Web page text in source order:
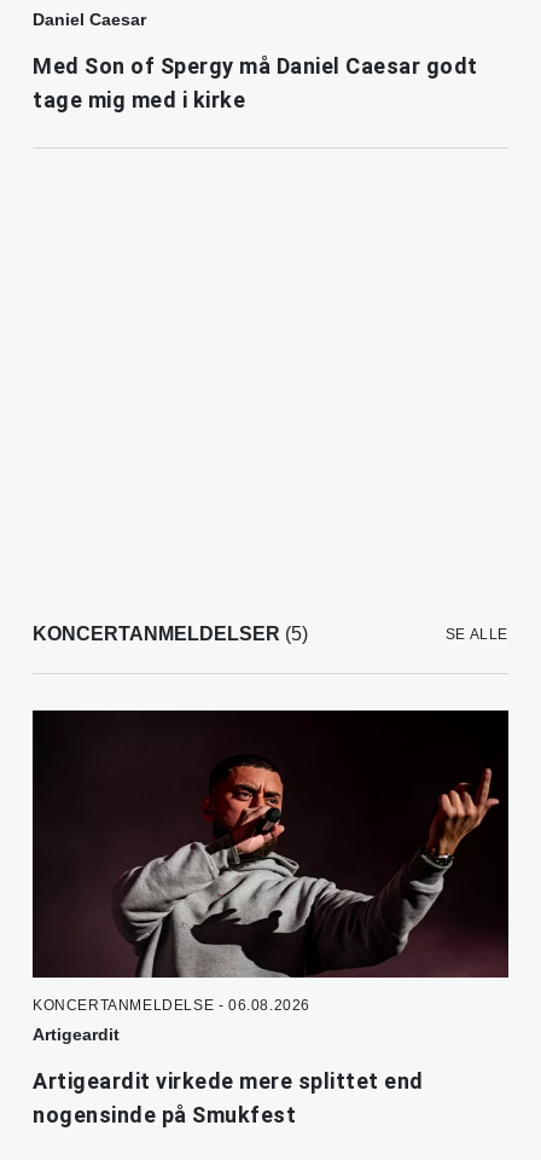
Daniel Caesar
Med Son of Spergy må Daniel Caesar godt
tage mig med i kirke
KONCERTANMELDELSER (5) SE ALLE
KONCERTANMELDELSE - 06.08.2026
Artigeardit
Artigeardit virkede mere splittet end
nogensinde på Smukfest